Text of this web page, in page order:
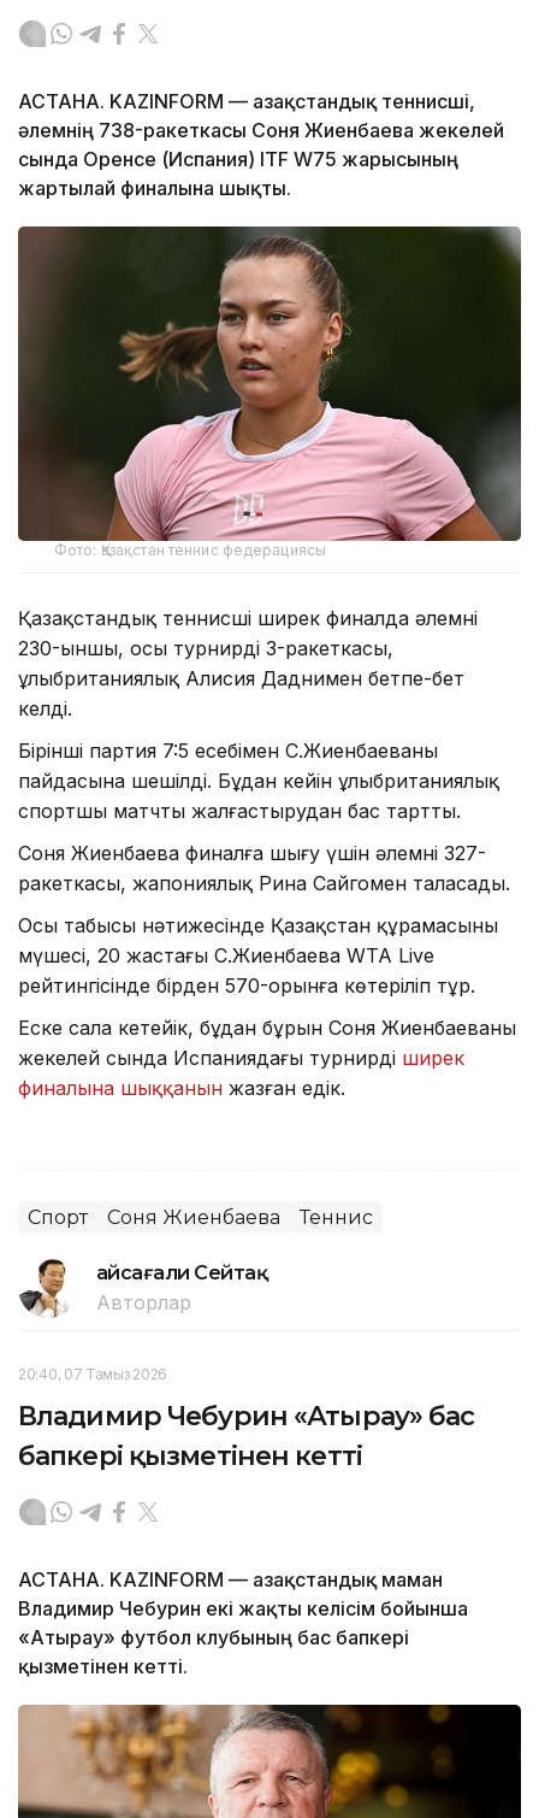
АСТАНА. KAZINFORM — Қазақстандық теннисші,
әлемнің 738-ракеткасы Соня Жиенбаева жекелей
сында Оренсе (Испания) ITF W75 жарысының
жартылай финалына шықты.
Фото: Қазақстан теннис федерациясы
Қазақстандық теннисші ширек финалда әлемнің
230-ыншы, осы турнирдің 3-ракеткасы,
ұлыбританиялық Алисия Даднимен бетпе-бет
келді.
Бірінші партия 7:5 есебімен С.Жиенбаеваның
пайдасына шешілді. Бұдан кейін ұлыбританиялық
спортшы матчты жалғастырудан бас тартты.
Соня Жиенбаева финалға шығу үшін әлемнің 327-
ракеткасы, жапониялық Рина Сайгомен таласады.
Осы табысы нәтижесінде Қазақстан құрамасының
мүшесі, 20 жастағы С.Жиенбаева WTA Live
рейтингісінде бірден 570-орынға көтеріліп тұр.
Еске сала кетейік, бұдан бұрын Соня Жиенбаеваның
жекелей сында Испаниядағы турнирдің ширек
финалына шыққанын жазған едік.
Спорт Соня Жиенбаева Теннис
Ғайсағали Сейтақ
Авторлар
20:40, 07 Тамыз 2026
Владимир Чебурин «Атырау» бас
бапкері қызметінен кетті
АСТАНА. KAZINFORM — Қазақстандық маман
Владимир Чебурин екі жақты келісім бойынша
«Атырау» футбол клубының бас бапкері
қызметінен кетті.